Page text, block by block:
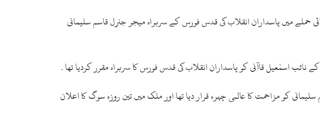
میں پاسداران انقلاب کی قدس فورس کے سربراہ میجر جنرل قاسم سلیمانی
اسمٰعیل قاآنی کو پاسداران انقلاب کی قدس فورس کا سربراہ مقرر کردیا تھا۔
کو مزاحمت کا عالمی چہرہ قرار دیا تھا اور ملک میں تین روزہ سوگ کا اعلان